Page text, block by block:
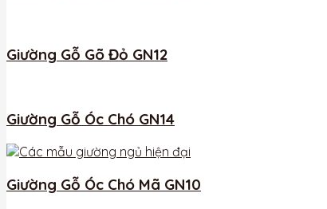
Giường Gỗ Gõ Đỏ GN12
Giường Gỗ Óc Chó GN14
Giường Gỗ Óc Chó Mã GN10